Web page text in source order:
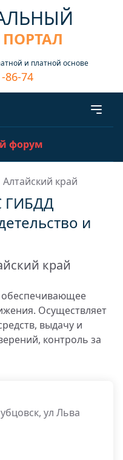
и платной основе
86-74
форум
Алтайский край
ГИБДД
и
край
Осуществляет
выдачу и
контроль за
ул Льва